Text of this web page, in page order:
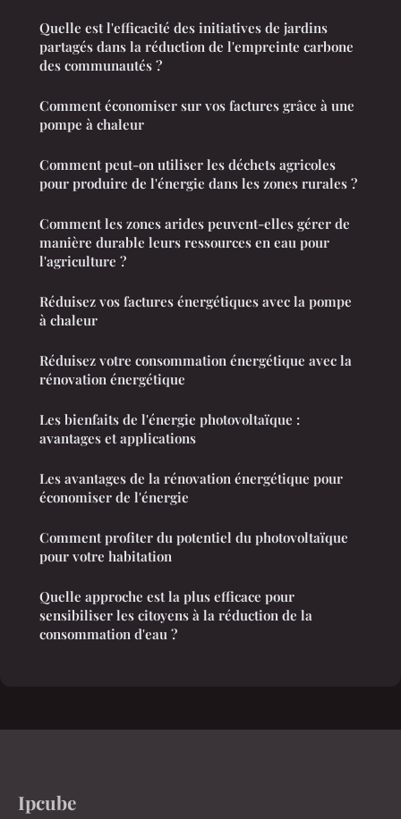
Quelle est l'efficacité des initiatives de jardins
partagés dans la réduction de l'empreinte carbone
des communautés ?
Comment économiser sur vos factures grâce à une
pompe à chaleur
Comment peut-on utiliser les déchets agricoles
pour produire de l'énergie dans les zones rurales ?
Comment les zones arides peuvent-elles gérer de
manière durable leurs ressources en eau pour
l'agriculture ?
Réduisez vos factures énergétiques avec la pompe
à chaleur
Réduisez votre consommation énergétique avec la
rénovation énergétique
Les bienfaits de l'énergie photovoltaïque :
avantages et applications
Les avantages de la rénovation énergétique pour
économiser de l'énergie
Comment profiter du potentiel du photovoltaïque
pour votre habitation
Quelle approche est la plus efficace pour
sensibiliser les citoyens à la réduction de la
consommation d'eau ?
Ipcube